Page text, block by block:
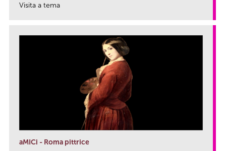
Visita a tema
aMICi - Roma pittrice